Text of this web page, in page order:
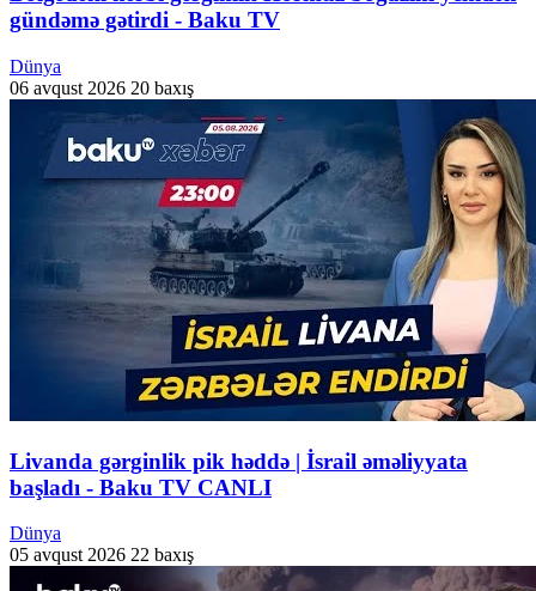
gündəmə gətirdi - Baku TV
Dünya
06 avqust 2026 20 baxış
Livanda gərginlik pik həddə | İsrail əməliyyata
başladı - Baku TV CANLI
Dünya
05 avqust 2026 22 baxış